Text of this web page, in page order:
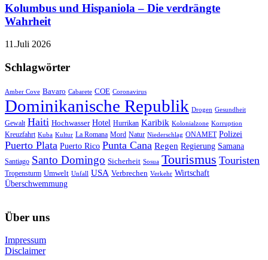
Kolumbus und Hispaniola – Die verdrängte
Wahrheit
11.Juli 2026
Schlagwörter
Amber Cove Bavaro Cabarete COE Coronavirus
Dominikanische Republik Drogen Gesundheit
Gewalt Haiti Hochwasser Hotel Hurrikan Karibik Kolonialzone Korruption
Kreuzfahrt Kuba Kultur La Romana Mord Natur Niederschlag ONAMET Polizei
Puerto Plata Puerto Rico Punta Cana Regen Regierung Samana
Santiago Santo Domingo Sicherheit Sosua Tourismus Touristen
Tropensturm Umwelt Unfall USA Verbrechen Verkehr Wirtschaft
Überschwemmung
Über uns
Impressum
Disclaimer